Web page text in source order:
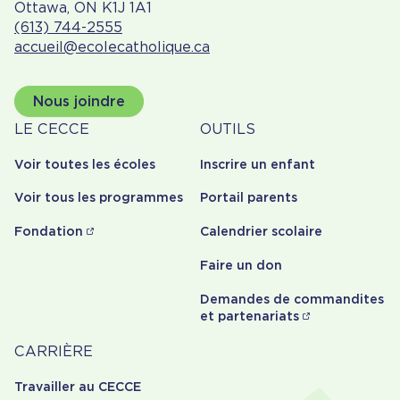
Ottawa, ON K1J 1A1
(613) 744-2555
accueil@ecolecatholique.ca
Nous joindre
À
propos
LE CECCE
Voir toutes les écoles
Voir tous les programmes
Fondation
Outils
OUTILS
Inscrire un enfant
Portail parents
Calendrier scolaire
Faire un don
Demandes de commandites
et partenariats
Carrière
CARRIÈRE
Travailler au CECCE